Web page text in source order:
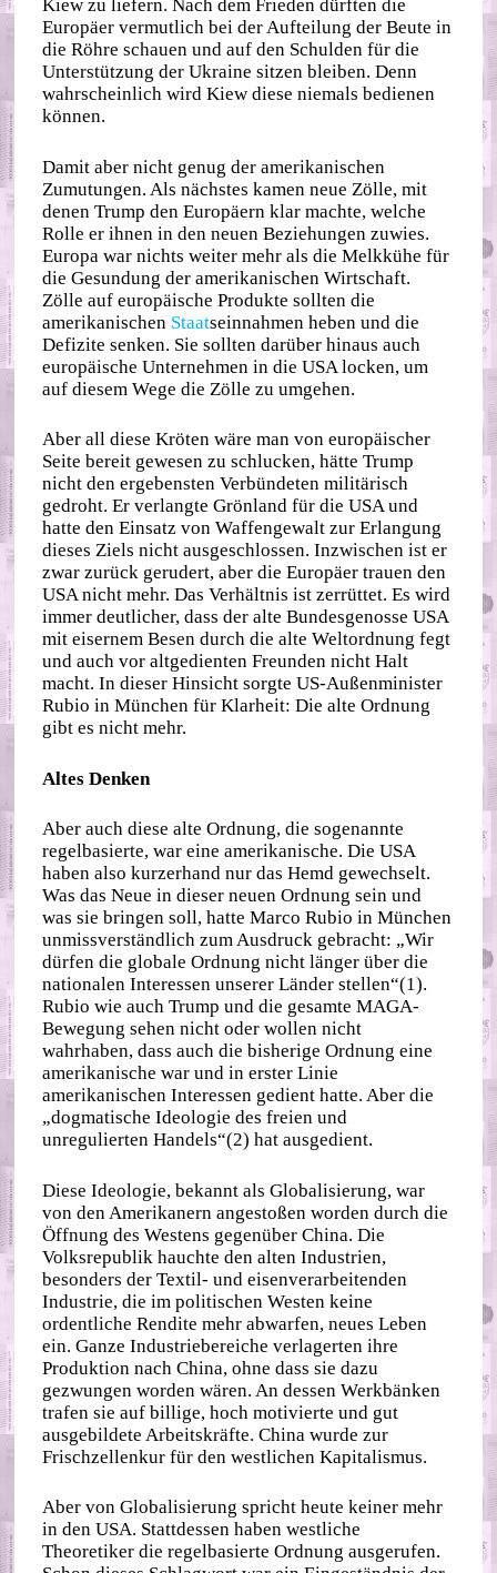
Kiew zu liefern. Nach dem Frieden dürften die
Europäer vermutlich bei der Aufteilung der Beute in
die Röhre schauen und auf den Schulden für die
Unterstützung der Ukraine sitzen bleiben. Denn
wahrscheinlich wird Kiew diese niemals bedienen
können.
Damit aber nicht genug der amerikanischen
Zumutungen. Als nächstes kamen neue Zölle, mit
denen Trump den Europäern klar machte, welche
Rolle er ihnen in den neuen Beziehungen zuwies.
Europa war nichts weiter mehr als die Melkkühe für
die Gesundung der amerikanischen Wirtschaft.
Zölle auf europäische Produkte sollten die
amerikanischen Staatseinnahmen heben und die
Defizite senken. Sie sollten darüber hinaus auch
europäische Unternehmen in die USA locken, um
auf diesem Wege die Zölle zu umgehen.
Aber all diese Kröten wäre man von europäischer
Seite bereit gewesen zu schlucken, hätte Trump
nicht den ergebensten Verbündeten militärisch
gedroht. Er verlangte Grönland für die USA und
hatte den Einsatz von Waffengewalt zur Erlangung
dieses Ziels nicht ausgeschlossen. Inzwischen ist er
zwar zurück gerudert, aber die Europäer trauen den
USA nicht mehr. Das Verhältnis ist zerrüttet. Es wird
immer deutlicher, dass der alte Bundesgenosse USA
mit eisernem Besen durch die alte Weltordnung fegt
und auch vor altgedienten Freunden nicht Halt
macht. In dieser Hinsicht sorgte US-Außenminister
Rubio in München für Klarheit: Die alte Ordnung
gibt es nicht mehr.
Altes Denken
Aber auch diese alte Ordnung, die sogenannte
regelbasierte, war eine amerikanische. Die USA
haben also kurzerhand nur das Hemd gewechselt.
Was das Neue in dieser neuen Ordnung sein und
was sie bringen soll, hatte Marco Rubio in München
unmissverständlich zum Ausdruck gebracht: „Wir
dürfen die globale Ordnung nicht länger über die
nationalen Interessen unserer Länder stellen“(1).
Rubio wie auch Trump und die gesamte MAGA-
Bewegung sehen nicht oder wollen nicht
wahrhaben, dass auch die bisherige Ordnung eine
amerikanische war und in erster Linie
amerikanischen Interessen gedient hatte. Aber die
„dogmatische Ideologie des freien und
unregulierten Handels“(2) hat ausgedient.
Diese Ideologie, bekannt als Globalisierung, war
von den Amerikanern angestoßen worden durch die
Öffnung des Westens gegenüber China. Die
Volksrepublik hauchte den alten Industrien,
besonders der Textil- und eisenverarbeitenden
Industrie, die im politischen Westen keine
ordentliche Rendite mehr abwarfen, neues Leben
ein. Ganze Industriebereiche verlagerten ihre
Produktion nach China, ohne dass sie dazu
gezwungen worden wären. An dessen Werkbänken
trafen sie auf billige, hoch motivierte und gut
ausgebildete Arbeitskräfte. China wurde zur
Frischzellenkur für den westlichen Kapitalismus.
Aber von Globalisierung spricht heute keiner mehr
in den USA. Stattdessen haben westliche
Theoretiker die regelbasierte Ordnung ausgerufen.